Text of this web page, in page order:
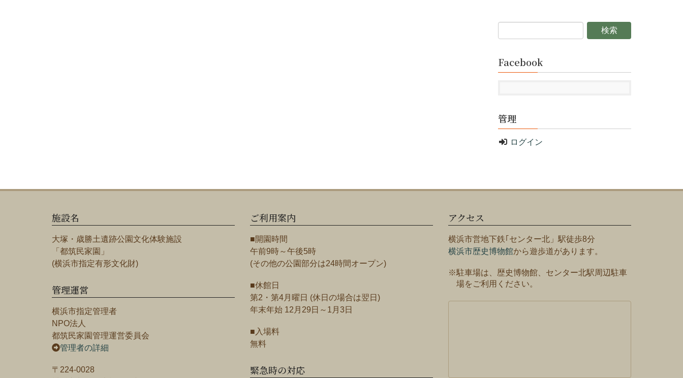
Facebook
管理
ログイン
施設名
大塚・歳勝土遺跡公園文化体験施設
「都筑民家園」
(横浜市指定有形文化財)
管理運営
横浜市指定管理者
NPO法人
都筑民家園管理運営委員会
管理者の詳細
〒224-0028
ご利用案内
■開園時間
午前9時～午後5時
(その他の公園部分は24時間オープン)
■休館日
第2・第4月曜日 (休日の場合は翌日)
年末年始 12月29日～1月3日
■入場料
無料
緊急時の対応
アクセス
横浜市営地下鉄｢センター北」駅徒歩8分
横浜市歴史博物館から遊歩道があります。
※駐車場は、歴史博物館、センター北駅周辺駐車
場をご利用ください。